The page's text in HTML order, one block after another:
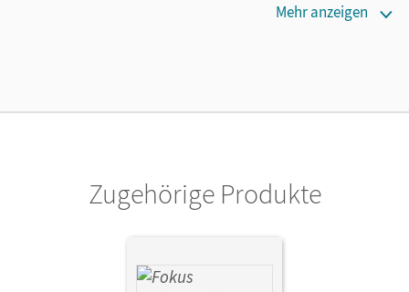
Herausgeber/-in
Lütticken, Renatus; Oselies, Reinhard; Krysmalski, Markus
Mehr anzeigen
Zugehörige Produkte